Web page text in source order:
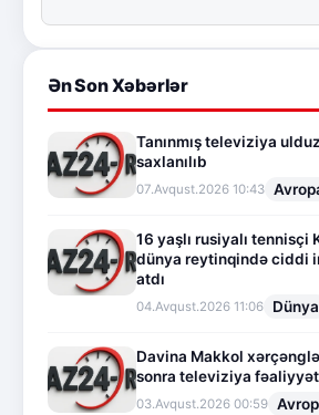
Ən Son Xəbərlər
Tanınmış televiziya
saxlanılıb
07.Avqust.2026 10:43
16 yaşlı rusiyalı tennisçi
dünya reytinqində ciddi
atdı
04.Avqust.2026 11:06 Dünya
Davina Makkol
sonra televiziya
03.Avqust.2026 00:59